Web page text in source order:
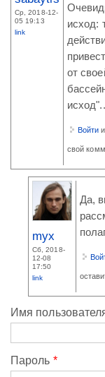
Ср, 2018-12-
05 19:13
link
исход:
от
Войти
свой
myx
Сб, 2018-
12-08
17:50
link
Да,
Имя
Пароль *